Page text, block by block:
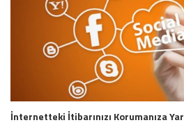
İnternetteki İtibarınızı Korumanıza